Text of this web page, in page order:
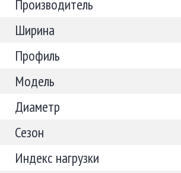
Производитель
Ширина
Профиль
Модель
Диаметр
Сезон
Индекс нагрузки